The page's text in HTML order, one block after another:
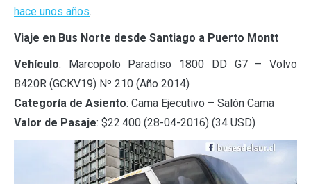
hace unos años.
Viaje en Bus Norte desde Santiago a Puerto Montt
Vehículo: Marcopolo Paradiso 1800 DD G7 – Volvo
B420R (GCKV19) Nº 210 (Año 2014)
Categoría de Asiento: Cama Ejecutivo – Salón Cama
Valor de Pasaje: $22.400 (28-04-2016) (34 USD)